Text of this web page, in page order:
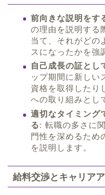
前向きな説明をす
の理由を説明する
当て、それがどの
スになったかを強
自己成長の証とし
ップ期間に新しい
資格を取得したり
への取り組みとし
適切なタイミング
る: 転職の多さに
門性を深めるため
を説明します。
給料交渉とキャリア